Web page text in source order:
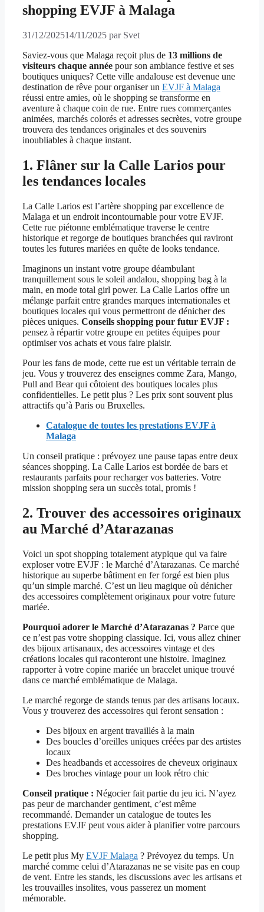
shopping EVJF à Malaga
31/12/202514/11/2025 par Svet
Saviez-vous que Malaga reçoit plus de 13 millions de
visiteurs chaque année pour son ambiance festive et ses
boutiques uniques? Cette ville andalouse est devenue une
destination de rêve pour organiser un EVJF à Malaga
réussi entre amies, où le shopping se transforme en
aventure à chaque coin de rue. Entre rues commerçantes
animées, marchés colorés et adresses secrètes, votre groupe
trouvera des tendances originales et des souvenirs
inoubliables à chaque instant.
1. Flâner sur la Calle Larios pour
les tendances locales
La Calle Larios est l’artère shopping par excellence de
Malaga et un endroit incontournable pour votre EVJF.
Cette rue piétonne emblématique traverse le centre
historique et regorge de boutiques branchées qui raviront
toutes les futures mariées en quête de looks tendance.
Imaginons un instant votre groupe déambulant
tranquillement sous le soleil andalou, shopping bag à la
main, en mode total girl power. La Calle Larios offre un
mélange parfait entre grandes marques internationales et
boutiques locales qui vous permettront de dénicher des
pièces uniques. Conseils shopping pour futur EVJF :
pensez à répartir votre groupe en petites équipes pour
optimiser vos achats et vous faire plaisir.
Pour les fans de mode, cette rue est un véritable terrain de
jeu. Vous y trouverez des enseignes comme Zara, Mango,
Pull and Bear qui côtoient des boutiques locales plus
confidentielles. Le petit plus ? Les prix sont souvent plus
attractifs qu’à Paris ou Bruxelles.
Catalogue de toutes les prestations EVJF à
Malaga
Un conseil pratique : prévoyez une pause tapas entre deux
séances shopping. La Calle Larios est bordée de bars et
restaurants parfaits pour recharger vos batteries. Votre
mission shopping sera un succès total, promis !
2. Trouver des accessoires originaux
au Marché d’Atarazanas
Voici un spot shopping totalement atypique qui va faire
exploser votre EVJF : le Marché d’Atarazanas. Ce marché
historique au superbe bâtiment en fer forgé est bien plus
qu’un simple marché. C’est un lieu magique où dénicher
des accessoires complètement originaux pour votre future
mariée.
Pourquoi adorer le Marché d’Atarazanas ? Parce que
ce n’est pas votre shopping classique. Ici, vous allez chiner
des bijoux artisanaux, des accessoires vintage et des
créations locales qui raconteront une histoire. Imaginez
rapporter à votre copine mariée un bracelet unique trouvé
dans ce marché emblématique de Malaga.
Le marché regorge de stands tenus par des artisans locaux.
Vous y trouverez des accessoires qui feront sensation :
Des bijoux en argent travaillés à la main
Des boucles d’oreilles uniques créées par des artistes
locaux
Des headbands et accessoires de cheveux originaux
Des broches vintage pour un look rétro chic
Conseil pratique : Négocier fait partie du jeu ici. N’ayez
pas peur de marchander gentiment, c’est même
recommandé. Demander un catalogue de toutes les
prestations EVJF peut vous aider à planifier votre parcours
shopping.
Le petit plus My EVJF Malaga ? Prévoyez du temps. Un
marché comme celui d’Atarazanas ne se visite pas en coup
de vent. Entre les stands, les discussions avec les artisans et
les trouvailles insolites, vous passerez un moment
mémorable.